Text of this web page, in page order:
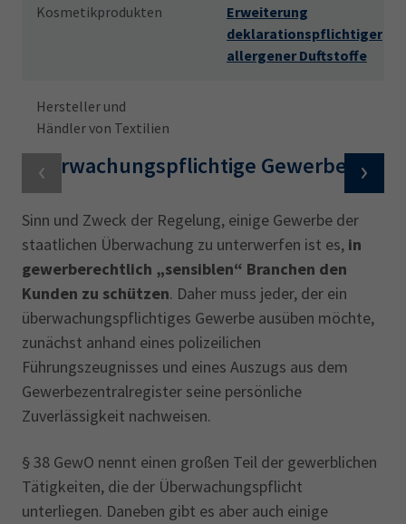
Kosmetikprodukten
Erweiterung
deklarationspflichtiger
allergener Duftstoffe
Hersteller und
Händler von Textilien
Überwachungspflichtige Gewerbe
Sinn und Zweck der Regelung, einige Gewerbe der
staatlichen Überwachung zu unterwerfen ist es, in
gewerberechtlich „sensiblen“ Branchen den
Kunden zu schützen. Daher muss jeder, der ein
überwachungspflichtiges Gewerbe ausüben möchte,
zunächst anhand eines polizeilichen
Führungszeugnisses und eines Auszugs aus dem
Gewerbezentralregister seine persönliche
Zuverlässigkeit nachweisen.
§ 38 GewO nennt einen großen Teil der gewerblichen
Tätigkeiten, die der Überwachungspflicht
unterliegen. Daneben gibt es aber auch einige